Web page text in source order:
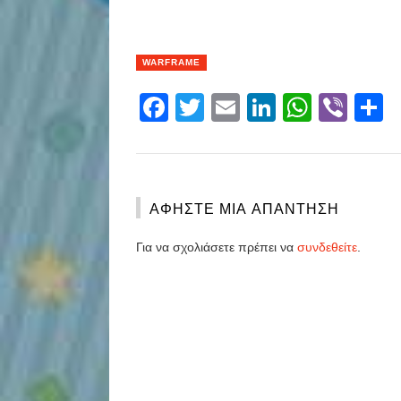
WARFRAME
Facebook
Twitter
EmailLinkedInViber
ΑΦΉΣΤΕ ΜΙΑ ΑΠΆΝΤΗΣΗ
Για να σχολιάσετε πρέπει να συνδεθείτε